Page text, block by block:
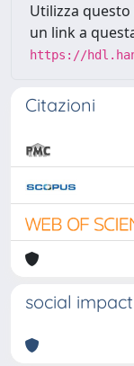
Utilizza
un link a
https://
Citazioni
social impact